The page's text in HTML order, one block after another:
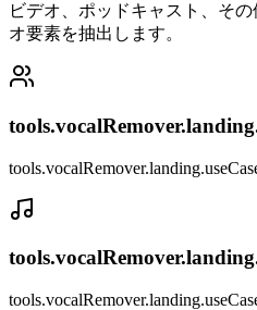
ビデオ、ポッドキャスト、そ
オ要素を抽出します。